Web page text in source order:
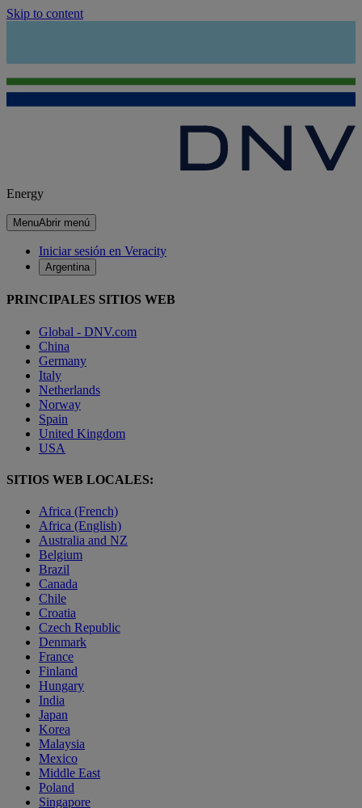
Skip to content
Energy
MenuAbrir menú
Iniciar sesión en Veracity
Argentina
PRINCIPALES SITIOS WEB
Global - DNV.com
China
Germany
Italy
Netherlands
Norway
Spain
United Kingdom
USA
SITIOS WEB LOCALES:
Africa (French)
Africa (English)
Australia and NZ
Belgium
Brazil
Canada
Chile
Croatia
Czech Republic
Denmark
France
Finland
Hungary
India
Japan
Korea
Malaysia
Mexico
Middle East
Poland
Singapore